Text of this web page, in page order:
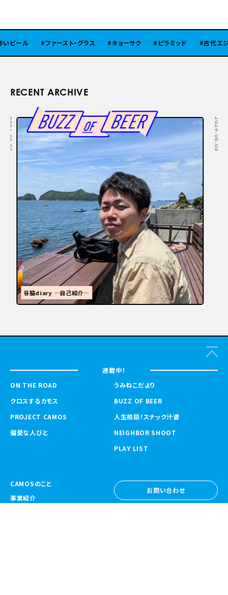
ール ファースト・グラス キョーサク ピラミッド 古代エジプ
RECENT ARCHIVE
2026.08.05
福岡といえばラーメン
連載中！
ON THE ROAD
クロスするカモス
PROJECT CAMOS
偏愛な人びと
うみねこだより
BUZZ OF BEER
人生相談！スナック汁婆
NEIGHBOR SHOOT
PLAY LIST
CAMOSのこと
事業紹介
お問い合わせ